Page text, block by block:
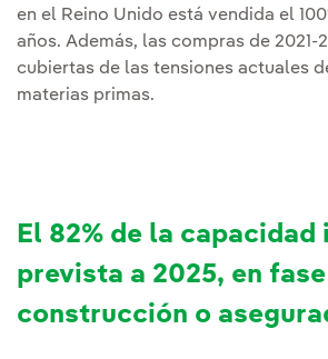
en el Reino Unido está vendida el
años. Además, las compras de 2021-
cubiertas de las tensiones actuales
materias primas.
El 82% de la capacidad
prevista a 2025, en
construcción o